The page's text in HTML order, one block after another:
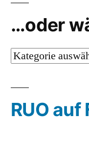
…oder
…
aus…
RUO